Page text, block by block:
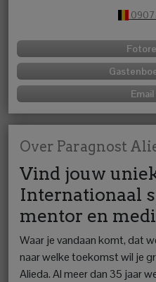
Over Paragnost
Vind jouw
Internationaal
mentor en
Waar je vandaan komt, dat
naar welke toekomst wil je
Alieda. Al meer dan 35 jaar